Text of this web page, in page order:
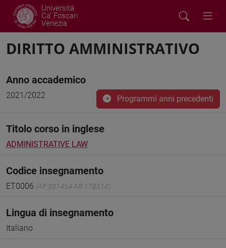
Università
Ca' Foscari
Venezia
DIRITTO AMMINISTRATIVO
Anno accademico
2021/2022 Programmi anni precedenti
Titolo corso in inglese
ADMINISTRATIVE LAW
Codice insegnamento
ET0006 (AF:331454 AR:178514)
Lingua di insegnamento
Italiano